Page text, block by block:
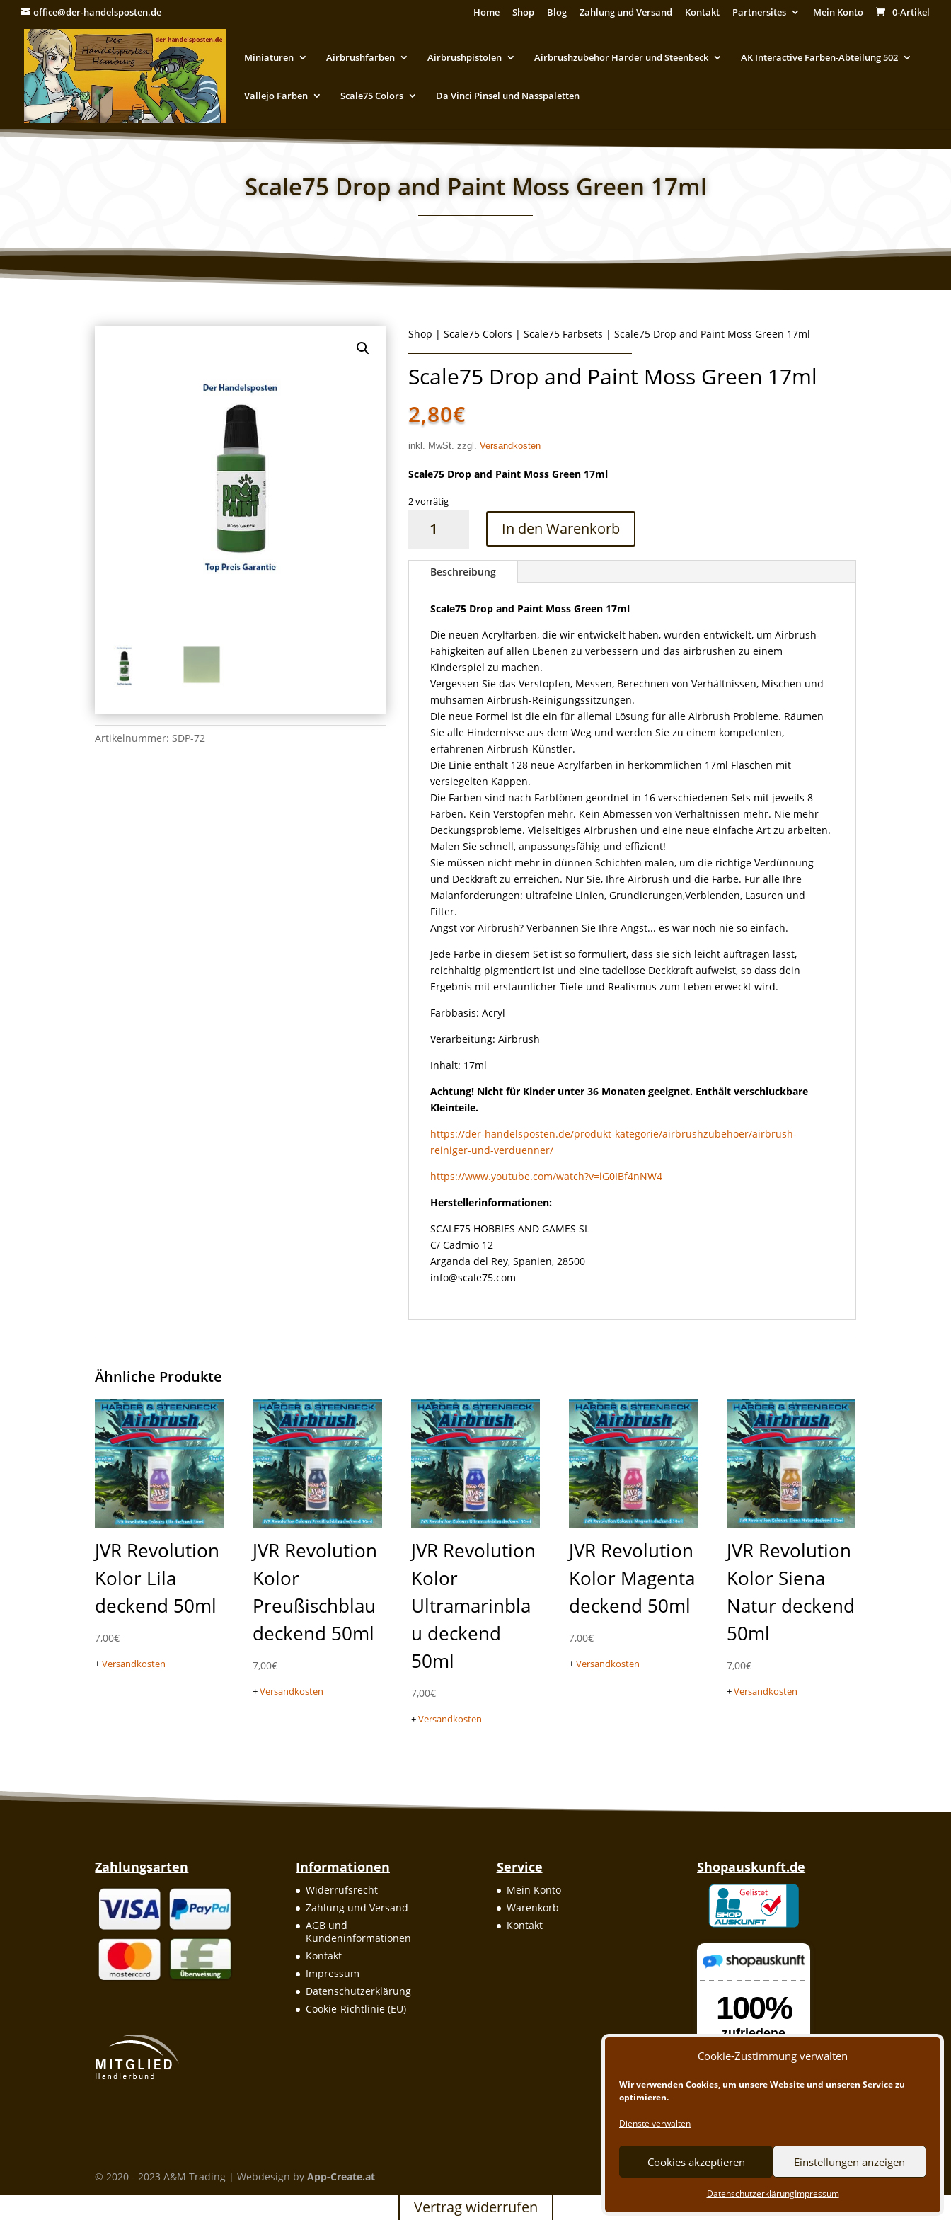
Cookie-Zustimmung verwalten
Wir verwenden Cookies, um unsere Website und unseren Service zu
optimieren.
Dienste verwalten
Cookies akzeptieren Einstellungen anzeigen
DatenschutzerklärungImpressum
office@der-handelsposten.de Home Shop Blog Zahlung und Versand Kontakt Partnersites Mein Konto 0-Artikel
Miniaturen Airbrushfarben Airbrushpistolen Airbrushzubehör Harder und Steenbeck AK Interactive Farben-Abteilung 502
Vallejo Farben Scale75 Colors Da Vinci Pinsel und Nasspaletten
Scale75 Drop and Paint Moss Green 17ml
Artikelnummer: SDP-72
Shop |Scale75 Colors |Scale75 Farbsets | Scale75 Drop and Paint Moss Green 17ml
Scale75 Drop and Paint Moss Green 17ml
2,80€
inkl. MwSt. zzgl.Versandkosten
Scale75 Drop and Paint Moss Green 17ml
2 vorrätig
Paint
17ml
Menge
In den Warenkorb
Beschreibung
Scale75 Drop and Paint Moss Green 17ml
Die neuen Acrylfarben, die wir entwickelt haben, wurden entwickelt, um Airbrush-
Fähigkeiten auf allen Ebenen zu verbessern und das airbrushen zu einem
Kinderspiel zu machen.
Vergessen Sie das Verstopfen, Messen, Berechnen von Verhältnissen, Mischen und
mühsamen Airbrush-Reinigungssitzungen.
Die neue Formel ist die ein für allemal Lösung für alle Airbrush Probleme. Räumen
Sie alle Hindernisse aus dem Weg und werden Sie zu einem kompetenten,
erfahrenen Airbrush-Künstler.
Die Linie enthält 128 neue Acrylfarben in herkömmlichen 17ml Flaschen mit
versiegelten Kappen.
Die Farben sind nach Farbtönen geordnet in 16 verschiedenen Sets mit jeweils 8
Farben. Kein Verstopfen mehr. Kein Abmessen von Verhältnissen mehr. Nie mehr
Deckungsprobleme. Vielseitiges Airbrushen und eine neue einfache Art zu arbeiten.
Malen Sie schnell, anpassungsfähig und effizient!
Sie müssen nicht mehr in dünnen Schichten malen, um die richtige Verdünnung
und Deckkraft zu erreichen. Nur Sie, Ihre Airbrush und die Farbe. Für alle Ihre
Malanforderungen: ultrafeine Linien, Grundierungen,Verblenden, Lasuren und
Filter.
Angst vor Airbrush? Verbannen Sie Ihre Angst... es war noch nie so einfach.
Jede Farbe in diesem Set ist so formuliert, dass sie sich leicht auftragen lässt,
reichhaltig pigmentiert ist und eine tadellose Deckkraft aufweist, so dass dein
Ergebnis mit erstaunlicher Tiefe und Realismus zum Leben erweckt wird.
Farbbasis: Acryl
Verarbeitung: Airbrush
Inhalt: 17ml
Achtung! Nicht für Kinder unter 36 Monaten geeignet. Enthält verschluckbare
Kleinteile.
https://der-handelsposten.de/produkt-kategorie/airbrushzubehoer/airbrush-
reiniger-und-verduenner/
https://www.youtube.com/watch?v=iG0IBf4nNW4
Herstellerinformationen:
SCALE75 HOBBIES AND GAMES SL
C/ Cadmio 12
Arganda del Rey, Spanien, 28500
info@scale75.com
Ähnliche Produkte
JVR Revolution
Kolor Lila
deckend 50ml
7,00€
+Versandkosten
JVR Revolution
Kolor
Preußischblau
deckend 50ml
7,00€
+Versandkosten
JVR Revolution
Kolor
Ultramarinbla
u deckend
50ml
7,00€
+Versandkosten
JVR Revolution
Kolor Magenta
deckend 50ml
7,00€
+Versandkosten
JVR Revolution
Kolor Siena
Natur deckend
50ml
7,00€
+Versandkosten
Zahlungsarten Informationen
Widerrufsrecht
Zahlung und Versand
AGB und
Kundeninformationen
Kontakt
Impressum
Datenschutzerklärung
Cookie-Richtlinie (EU)
Service
Mein Konto
Warenkorb
Kontakt
Shopauskunft.de
© 2020 - 2023 A&M Trading | Webdesign byApp-Create.at
Vertrag widerrufen